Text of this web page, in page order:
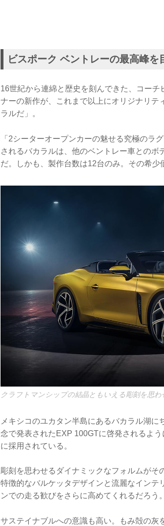
ビスポーク ベントレーの最高峰を
16世紀から連綿と歴史を刻んできた、コー
ナーの新作が、これまで以上にオリジナリテ
ラルだ」。
「2シーターオープンカーの魅せる究極のラ
されるバカラルは、他のベントレー車との
だ。しかも、製作台数は12台のみ。その希少
クラフトマンシップの結晶ともいえる彫刻を思わ
メキシコのユカタン半島にあるバカラル湖
念で発表されたEXP 100GTに啓発されるよ
に採用されている。
彫刻を思わせるダイナミックなフォルムがそ
特徴的なバルケッタデザインと流麗なイン
ンでの走る歓びをさらに高めてくれるだろう。
サステイナブルへの意識も高い。もみ殻の